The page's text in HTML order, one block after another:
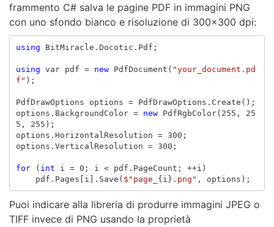
frammento C# salva le pagine PDF in immagini PNG
con uno sfondo bianco e risoluzione di 300x300 dpi:
using BitMiracle.Docotic.Pdf ;
using var pdf = new PdfDocument ( "your_document.pd
f" );
PdfDrawOptions options = PdfDrawOptions . Create ();
options . BackgroundColor = new PdfRgbColor( 255 ,
25
5 , 255 );
options . HorizontalResolution = 300 ;
options . VerticalResolution = 300 ;
for ( int i = 0 ; i < pdf . PageCount ; ++i )
pdf . Pages i ]. Save ( $"page_ { i } .png" , options );
Puoi indicare alla libreria di produrre immagini JPEG o
TIFF invece di PNG usando la proprietà